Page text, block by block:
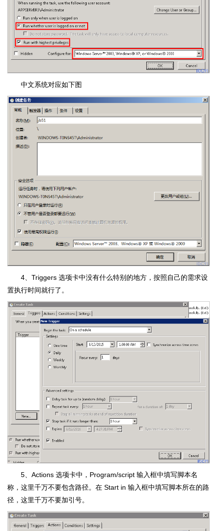
中文系统对应如下图
4、Triggers 选项卡中没有什么特别的地方，按照自己的需求设
置执行时间就行了。
5、Actions 选项卡中，Program/script 输入框中填写脚本名
称，这里千万不要包含路径。在 Start in 输入框中填写脚本所在的路
径，这里千万不要加引号。